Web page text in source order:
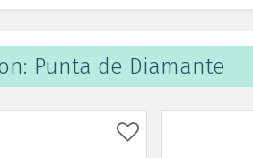
Punta de Diamante